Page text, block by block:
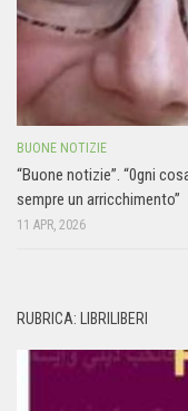
BUONE NOTIZIE
“Buone notizie”. “0gni
sempre un arricchimento”
11 APR, 2026
RUBRICA: LIBRILIBERI